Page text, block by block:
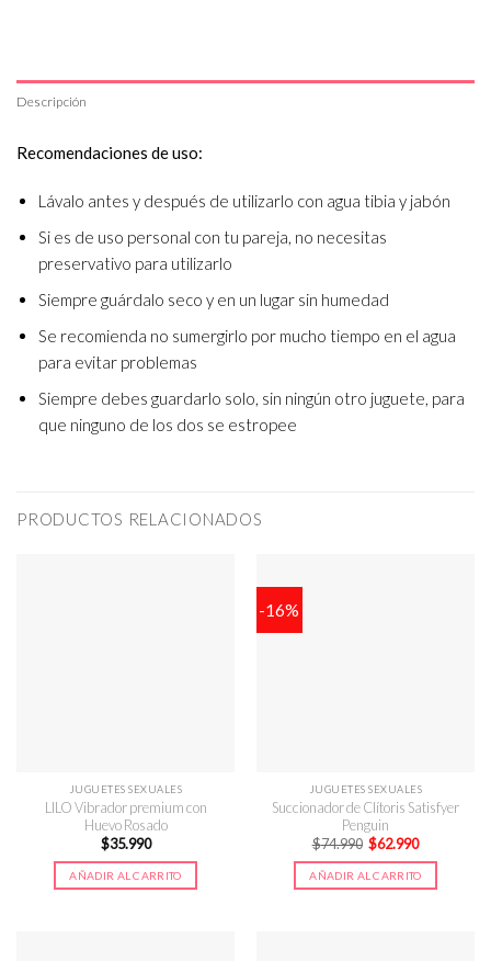
Descripción
Recomendaciones de uso:
Lávalo antes y después de utilizarlo con agua tibia y jabón
Si es de uso personal con tu pareja, no necesitas
preservativo para utilizarlo
Siempre guárdalo seco y en un lugar sin humedad
Se recomienda no sumergirlo por mucho tiempo en el agua
para evitar problemas
Siempre debes guardarlo solo, sin ningún otro juguete, para
que ninguno de los dos se estropee
PRODUCTOS RELACIONADOS
JUGUETES SEXUALES
LILO Vibrador premium con
Huevo Rosado
$35.990
AÑADIR AL CARRITO
-16%
JUGUETES SEXUALES
Succionador de Clítoris Satisfyer
Penguin
$74.990 El
precio
original
era:
$74.990.
$62.990El
actual
es:
$62.990.
AÑADIR AL CARRITO